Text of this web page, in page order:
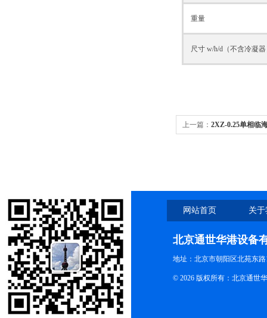
重量
尺寸 w/h/d（不含冷凝
上一篇： 2XZ-0.25单相临
网站首页 关
北京通世华港设备
地址：北京市朝阳区北苑东路
© 2026 版权所有：北京通世